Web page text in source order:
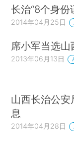
长治“8个身份
2014年04月25日
席小军当选
2013年06月13日
山西长治公
息
2014年04月28日